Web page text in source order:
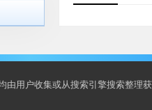
用户收集或从搜索引擎搜索整理